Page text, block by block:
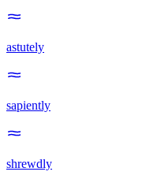
astutely
sapiently
shrewdly